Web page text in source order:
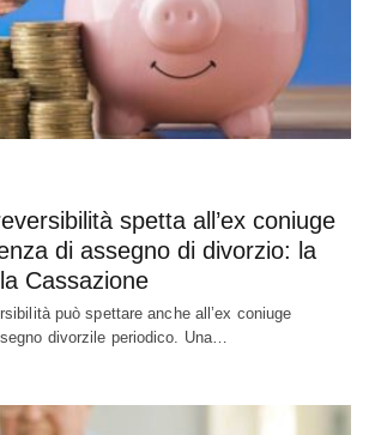
spetta all’ex coniuge
di assegno di divorzio: la
Cassazione
può spettare anche all’ex coniuge
divorzile periodico. Una…